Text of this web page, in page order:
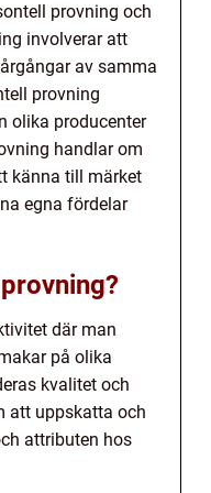
provning och
involverar att
av samma
provning
olika producenter
handlar om
känna till märket
egna fördelar
där man
på olika
kvalitet och
att uppskatta och
attributen hos